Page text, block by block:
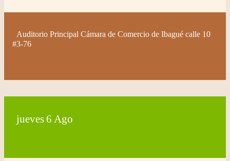
Auditorio Principal Cámara de Comercio de Ibagué calle 10
#3-76
jueves 6 Ago